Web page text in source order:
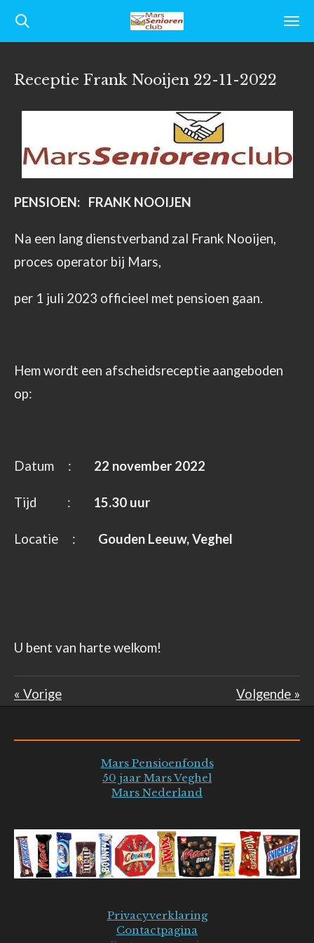
Ga
direct
de
hoofdinhoud
Receptie Frank Nooijen 22-11-2022
PENSIOEN: FRANK NOOIJEN
Na een lang dienstverband zal Frank Nooijen,
proces operator bij Mars,
per 1 juli 2023 officieel met pensioen gaan.
Hem wordt een afscheidsreceptie aangeboden
op:
Datum : 22 november 2022
Tijd : 15.30 uur
Locatie : Gouden Leeuw, Veghel
U bent van harte welkom!
« Vorige Volgende »
Mars Pensioenfonds
50 jaar Mars Veghel
Mars Nederland
Privacyverklaring
Contactpagina